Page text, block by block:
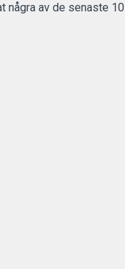
några av de senaste 10